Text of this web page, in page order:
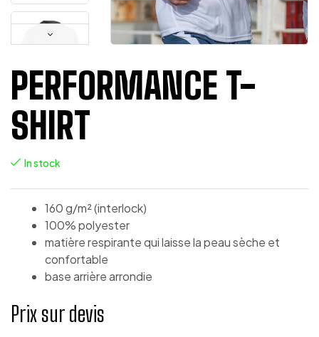
PERFORMANCE T-
SHIRT
In stock
160 g/m² (interlock)
100% polyester
matière respirante qui laisse la peau sèche et
confortable
base arrière arrondie
Prix sur devis